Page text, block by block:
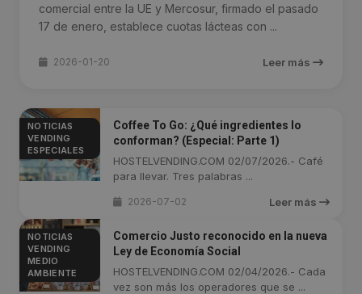
comercial entre la UE y Mercosur, firmado el pasado
17 de enero, establece cuotas lácteas con ...
2026-01-20 Leer más
NOTICIAS
VENDING
ESPECIALES
Coffee To Go: ¿Qué ingredientes lo
conforman? (Especial: Parte 1)
HOSTELVENDING.COM 02/07/2026.- Café
para llevar. Tres palabras ...
2026-07-02 Leer más
NOTICIAS
VENDING
MEDIO
AMBIENTE
Comercio Justo reconocido en la nueva
Ley de Economía Social
HOSTELVENDING.COM 02/04/2026.- Cada
vez son más los operadores que se ...